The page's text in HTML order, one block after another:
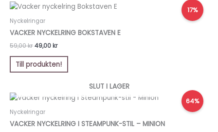
17%
Nyckelringar
VACKER NYCKELRING BOKSTAVEN E
59,00kr
Det
ursprungliga
priset
var:
59,00 kr.
49,00kr
Det
nuvarande
är:
49,00 kr.
Till produkten!
64%
SLUT I LAGER
Nyckelringar
VACKER NYCKELRING I STEAMPUNK-STIL – MINION
Det
ursprungliga
priset
var:
111,00 kr.
Det
nuvarande
är:
39,00 kr.